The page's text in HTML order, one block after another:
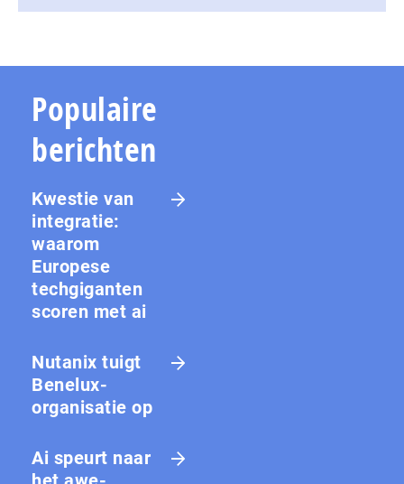
Populaire
berichten
Kwestie van
integratie:
waarom
Europese
techgiganten
scoren met ai
Nutanix tuigt
Benelux-
organisatie op
Ai speurt naar